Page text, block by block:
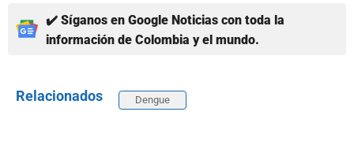
✔️ Síganos en Google Noticias con toda la
información de Colombia y el mundo.
Relacionados Dengue